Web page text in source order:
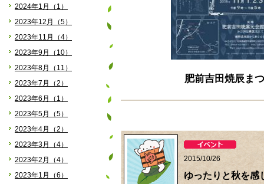
2024年1月（1）
2023年12月（5）
2023年11月（4）
2023年9月（10）
2023年8月（11）
2023年7月（2）
2023年6月（1）
2023年5月（5）
2023年4月（2）
2023年3月（4）
2023年2月（4）
2023年1月（6）
肥前吉田焼辰ま
2015/10/26
ゆったりと秋を感